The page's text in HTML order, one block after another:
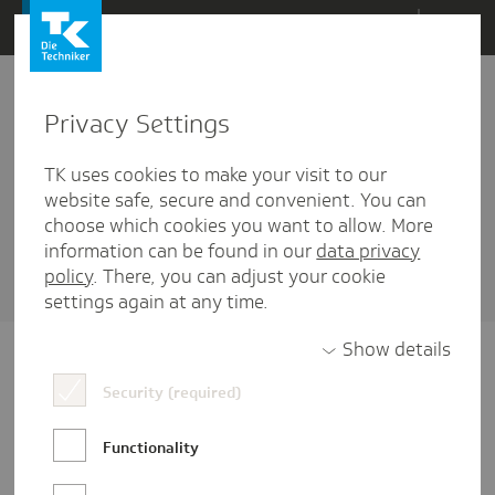
Direkt
Inhalt
Studiengänge
1 Artikel diesem Schlagwort zugehörig
Sortieren nach DatumoderBeliebtheit
Privacy Settings
TK uses cookies to make your visit to our
website safe, secure and convenient. You can
choose which cookies you want to allow. More
information can be found in our data privacy
policy. There, you can adjust your cookie
settings again at any time.
Show details
Security (required)
Functionality